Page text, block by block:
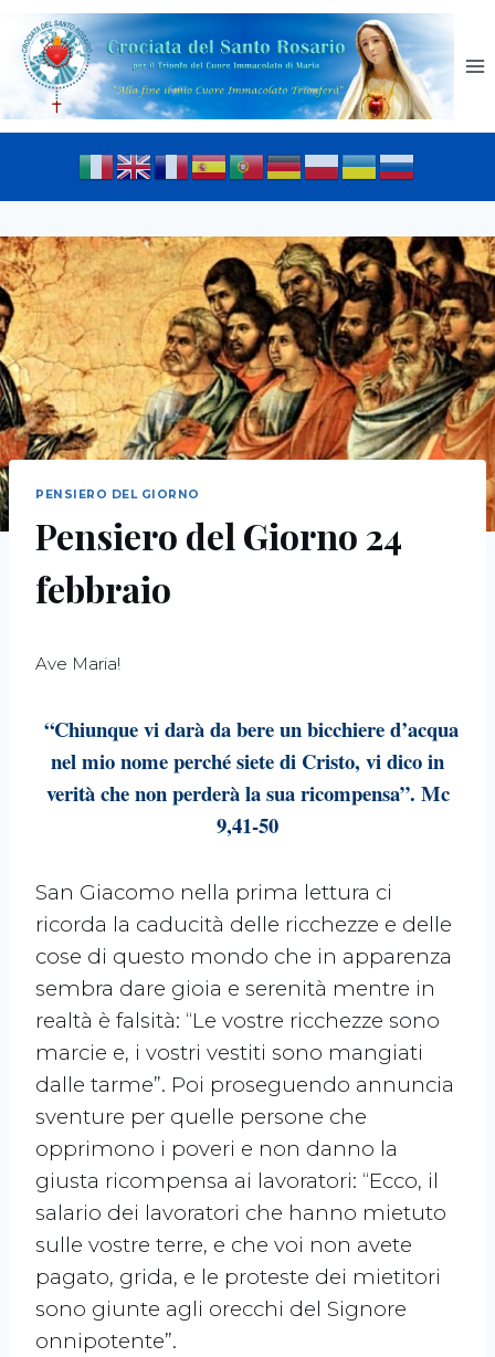
PENSIERO DEL GIORNO
Pensiero del Giorno 24
febbraio
Ave Maria!
“Chiunque vi darà da bere un bicchiere d’acqua
nel mio nome perché siete di Cristo, vi dico in
verità che non perderà la sua ricompensa”. Mc
9,41-50
San Giacomo nella prima lettura ci
ricorda la caducità delle ricchezze e delle
cose di questo mondo che in apparenza
sembra dare gioia e serenità mentre in
realtà è falsità: “Le vostre ricchezze sono
marcie e, i vostri vestiti sono mangiati
dalle tarme”. Poi proseguendo annuncia
sventure per quelle persone che
opprimono i poveri e non danno la
giusta ricompensa ai lavoratori: “Ecco, il
salario dei lavoratori che hanno mietuto
sulle vostre terre, e che voi non avete
pagato, grida, e le proteste dei mietitori
sono giunte agli orecchi del Signore
onnipotente”.